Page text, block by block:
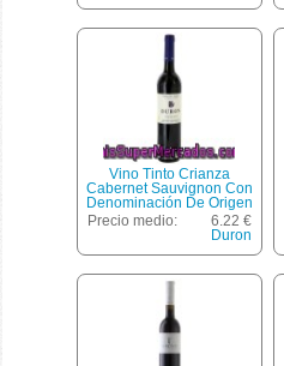
Vino Tinto Crianza
Cabernet Sauvignon Con
Denominación De Origen
Ribera Del Duero Duron
Botella De 75 Centilitros
Precio medio:
6.22 €
Duron